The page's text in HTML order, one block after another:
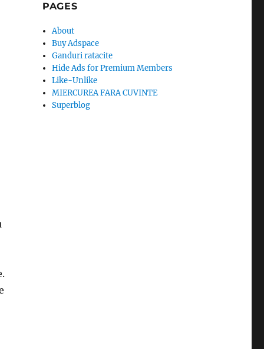
PAGES
About
Buy Adspace
Ganduri ratacite
Hide Ads for Premium Members
Like-Unlike
MIERCUREA FARA CUVINTE
Superblog